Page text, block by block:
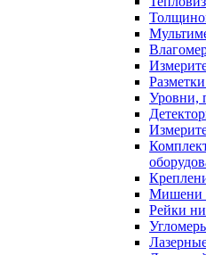
Уровни,
Мишени
Рейки